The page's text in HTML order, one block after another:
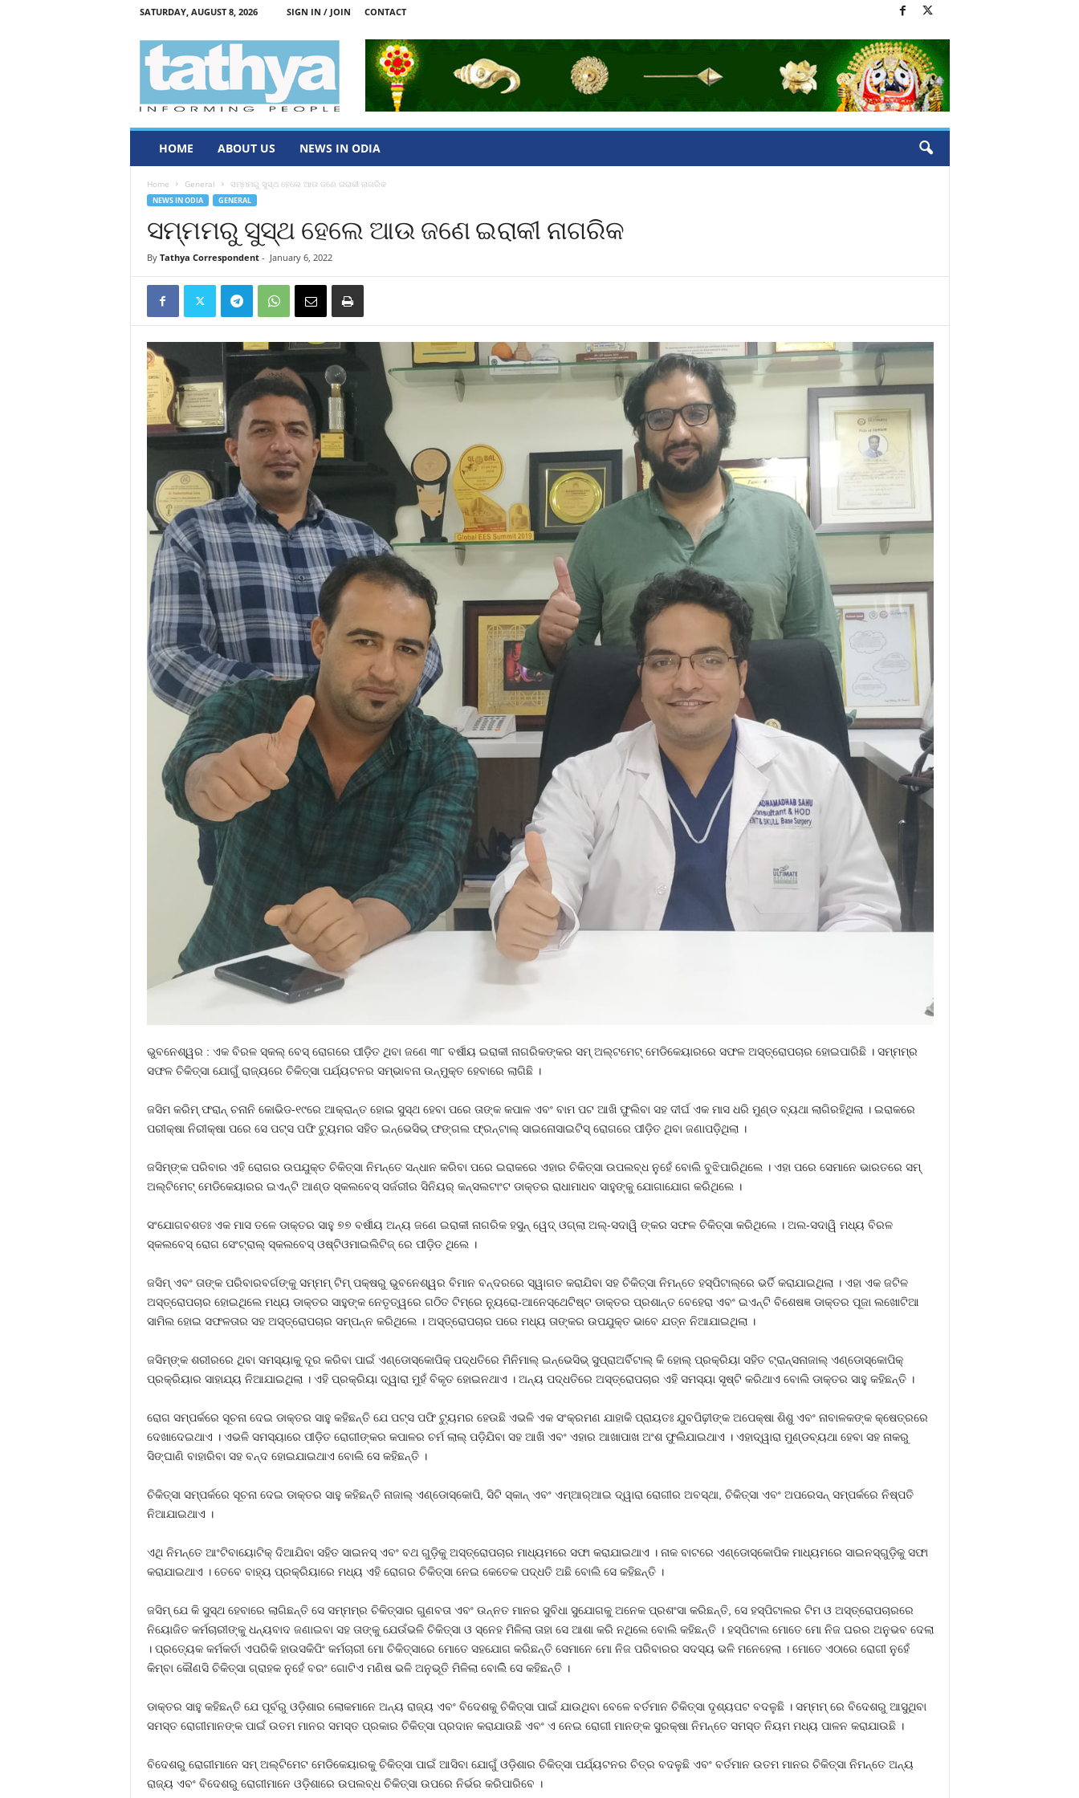
SATURDAY, AUGUST 8, 2026 SIGN IN / JOIN CONTACT
HOME ABOUT US NEWS IN ODIA
Home General ସମ୍ମମରୁ ସୁସ୍ଥ ହେଲେ ଆଉ ଜଣେ ଇରାକୀ ନାଗରିକ
NEWS IN ODIA GENERAL
ସମ୍ମମରୁ ସୁସ୍ଥ ହେଲେ ଆଉ ଜଣେ ଇରାକୀ ନାଗରିକ
By Tathya Correspondent- January 6, 2022
ଭୁବନେଶ୍ୱର : ଏକ ବିରଳ ସ୍କଲ୍ ବେସ୍ ରୋଗରେ ପୀଡ଼ିତ ଥିବା ଜଣେ ୩୮ ବର୍ଷୀୟ ଇରାକୀ ନାଗରିକଙ୍କର ସମ୍ ଅଲ୍ଟମେଟ୍ ମେଡିକେୟାରରେ ସଫଳ ଅସ୍ତ୍ରୋପଚାର ହୋଇପାରିଛି । ସମ୍ମମ୍‌ର
ସଫଳ ଚିକିତ୍ସା ଯୋଗୁଁ ରାଜ୍ୟରେ ଚିକିତ୍ସା ପର୍ଯ୍ୟଟନର ସମ୍ଭାବନା ଉନ୍ମୁକ୍ତ ହେବାରେ ଲାଗିଛି ।
ଜସିମ କରିମ୍ ଫରାନ୍ ଚନାନି କୋଭିଡ-୧୯ରେ ଆକ୍ରାନ୍ତ ହୋଇ ସୁସ୍ଥ ହେବା ପରେ ତାଙ୍କ କପାଳ ଏବଂ ବାମ ପଟ ଆଖି ଫୁଲିବା ସହ ଦୀର୍ଘ ଏକ ମାସ ଧରି ମୁଣ୍ଡ ବ୍ୟଥା ଲାଗିରହିଥିଲା । ଇରାକରେ
ପରୀକ୍ଷା ନିରୀକ୍ଷା ପରେ ସେ ପଟ୍ସ ପଫି ଟ୍ୟୁମର ସହିତ ଇନ୍‌ଭେସିଭ୍ ଫଙ୍ଗଲ ଫ୍ରନ୍‌ଟାଲ୍ ସାଇନୋସାଇଟିସ୍ ରୋଗରେ ପୀଡ଼ିତ ଥିବା ଜଣାପଡ଼ିଥିଲା ।
ଜସିମ୍‌ଙ୍କ ପରିବାର ଏହି ରୋଗର ଉପଯୁକ୍ତ ଚିକିତ୍ସା ନିମନ୍ତେ ସନ୍ଧାନ କରିବା ପରେ ଇରାକରେ ଏହାର ଚିକିତ୍ସା ଉପଲବ୍ଧ ନୁହେଁ ବୋଲି ବୁଝିପାରିଥିଲେ । ଏହା ପରେ ସେମାନେ ଭାରତରେ ସମ୍
ଅଲ୍ଟିମେଟ୍ ମେଡିକେୟାରର ଇଏନ୍‌ଟି ଆଣ୍ଡ ସ୍କଲବେସ୍ ସର୍ଜରୀର ସିନିୟର୍ କନ୍‌ସଲଟାଂଟ ଡାକ୍ତର ରାଧାମାଧବ ସାହୁଙ୍କୁ ଯୋଗାଯୋଗ କରିଥିଲେ ।
ସଂଯୋଗବଶତଃ ଏକ ମାସ ତଳେ ଡାକ୍ତର ସାହୁ ୭୭ ବର୍ଷୀୟ ଅନ୍ୟ ଜଣେ ଇରାକୀ ନାଗରିକ ହସୁନ୍ ୱେଦ୍ ଓଗ୍‌ଲା ଅଲ୍‌-ସଦାୱି ଙ୍କର ସଫଳ ଚିକିତ୍ସା କରିଥିଲେ । ଅଲ-ସଦାୱି ମଧ୍ୟ ବିରଳ
ସ୍କଲବେସ୍ ରୋଗ ସେଂଟ୍ରାଲ୍ ସ୍କଲବେସ୍ ଓଷ୍ଟିଓମାଇଲିଟିଜ୍ ରେ ପୀଡ଼ିତ ଥିଲେ ।
ଜସିମ୍ ଏବଂ ତାଙ୍କ ପରିବାରବର୍ଗଙ୍କୁ ସମ୍ମମ୍ ଟିମ୍ ପକ୍ଷରୁ ଭୁବନେଶ୍ୱର ବିମାନ ବନ୍ଦରରେ ସ୍ୱାଗତ କରାଯିବା ସହ ଚିକିତ୍ସା ନିମନ୍ତେ ହସ୍ପିଟାଲ୍‌ରେ ଭର୍ତି କରାଯାଇଥିଲା । ଏହା ଏକ ଜଟିଳ
ଅସ୍ତ୍ରୋପଚାର ହୋଇଥିଲେ ମଧ୍ୟ ଡାକ୍ତର ସାହୁଙ୍କ ନେତୃତ୍ୱରେ ଗଠିତ ଟିମ୍‌ରେ ନ୍ୟୁରୋ-ଆନେସ୍‌ଥେଟିଷ୍ଟ ଡାକ୍ତର ପ୍ରଶାନ୍ତ ବେହେରା ଏବଂ ଇଏନ୍‌ଟି ବିଶେଷଜ୍ଞ ଡାକ୍ତର ପୂଜା ଲଖୋଟିଆ
ସାମିଲ ହୋଇ ସଫଳତାର ସହ ଅସ୍ତ୍ରୋପଚାର ସମ୍ପନ୍ନ କରିଥିଲେ । ଅସ୍ତ୍ରୋପଚାର ପରେ ମଧ୍ୟ ତାଙ୍କର ଉପଯୁକ୍ତ ଭାବେ ଯତ୍ନ ନିଆଯାଇଥିଲା ।
ଜସିମ୍‌ଙ୍କ ଶରୀରରେ ଥିବା ସମସ୍ୟାକୁ ଦୂର କରିବା ପାଇଁ ଏଣ୍ଡୋସ୍କୋପିକ୍ ପଦ୍ଧତିରେ ମିନିମାଲ୍ ଇନ୍‌ଭେସିଭ୍ ସୁପ୍ରାଅର୍ବିଟାଲ୍ କି ହୋଲ୍ ପ୍ରକ୍ରିୟା ସହିତ ଟ୍ରାନ୍ସନାଜାଲ୍ ଏଣ୍ଡୋସ୍କୋପିକ୍
ପ୍ରକ୍ରିୟାର ସାହାଯ୍ୟ ନିଆଯାଇଥିଲା । ଏହି ପ୍ରକ୍ରିୟା ଦ୍ୱାରା ମୁହଁ ବିକୃତ ହୋଇନଥାଏ । ଅନ୍ୟ ପଦ୍ଧତିରେ ଅସ୍ତ୍ରୋପଚାର ଏହି ସମସ୍ୟା ସୃଷ୍ଟି କରିଥାଏ ବୋଲି ଡାକ୍ତର ସାହୁ କହିଛନ୍ତି ।
ରୋଗ ସମ୍ପର୍କରେ ସୂଚନା ଦେଇ ଡାକ୍ତର ସାହୁ କହିଛନ୍ତି ଯେ ପଟ୍ସ ପଫି ଟ୍ୟୁମର ହେଉଛି ଏଭଳି ଏକ ସଂକ୍ରମଣ ଯାହାକି ପ୍ରାୟତଃ ଯୁବପିଢ଼ୀଙ୍କ ଅପେକ୍ଷା ଶିଶୁ ଏବଂ ନାବାଳକଙ୍କ କ୍ଷେତ୍ରରେ
ଦେଖାଦେଇଥାଏ । ଏଭଳି ସମସ୍ୟାରେ ପୀଡ଼ିତ ରୋଗୀଙ୍କର କପାଳର ଚର୍ମ ଲାଲ୍ ପଡ଼ିଯିବା ସହ ଆଖି ଏବଂ ଏହାର ଆଖାପାଖ ଅଂଶ ଫୁଲିଯାଇଥାଏ । ଏହାଦ୍ୱାରା ମୁଣ୍ଡବ୍ୟଥା ହେବା ସହ ନାକରୁ
ସିଙ୍ଘାଣି ବାହାରିବା ସହ ବନ୍ଦ ହୋଇଯାଇଥାଏ ବୋଲି ସେ କହିଛନ୍ତି ।
ଚିକିତ୍ସା ସମ୍ପର୍କରେ ସୂଚନା ଦେଇ ଡାକ୍ତର ସାହୁ କହିଛନ୍ତି ନାଜାଲ୍ ଏଣ୍ଡୋସ୍କୋପି, ସିଟି ସ୍କାନ୍ ଏବଂ ଏମ୍‌ଆର୍‌ଆଇ ଦ୍ୱାରା ରୋଗୀର ଅବସ୍ଥା, ଚିକିତ୍ସା ଏବଂ ଅପରେସନ୍ ସମ୍ପର୍କରେ ନିଷ୍ପତି
ନିଆଯାଇଥାଏ ।
ଏଥି ନିମନ୍ତେ ଆଂଟିବାୟୋଟିକ୍ ଦିଆଯିବା ସହିତ ସାଇନସ୍ ଏବଂ ବଥ ଗୁଡ଼ିକୁ ଅସ୍ତ୍ରୋପଚାର ମାଧ୍ୟମରେ ସଫା କରାଯାଇଥାଏ । ନାକ ବାଟରେ ଏଣ୍ଡୋସ୍କୋପିକ ମାଧ୍ୟମରେ ସାଇନସ୍‌ଗୁଡ଼ିକୁ ସଫା
କରାଯାଇଥାଏ । ତେବେ ବାହ୍ୟ ପ୍ରକ୍ରିୟାରେ ମଧ୍ୟ ଏହି ରୋଗର ଚିକିତ୍ସା ନେଇ କେତେକ ପଦ୍ଧତି ଅଛି ବୋଲି ସେ କହିଛନ୍ତି ।
ଜସିମ୍ ଯେ କି ସୁସ୍ଥ ହେବାରେ ଲାଗିଛନ୍ତି ସେ ସମ୍ମମ୍‌ର ଚିକିତ୍ସାର ଗୁଣବତା ଏବଂ ଉନ୍ନତ ମାନର ସୁବିଧା ସୁଯୋଗକୁ ଅନେକ ପ୍ରଶଂସା କରିଛନ୍ତି, ସେ ହସ୍ପିଟାଲର ଟିମ ଓ ଅସ୍ତ୍ରୋପଚାରରେ
ନିୟୋଜିତ କର୍ମଚାରୀଙ୍କୁ ଧନ୍ୟବାଦ ଜଣାଇବା ସହ ତାଙ୍କୁ ଯେଉଁଭଳି ଚିକିତ୍ସା ଓ ସ୍ନେହ ମିଳିଲା ତାହା ସେ ଆଶା କରି ନଥିଲେ ବୋଲି କହିଛନ୍ତି । ହସ୍ପିଟାଲ ମୋତେ ମୋ ନିଜ ଘରର ଅନୁଭବ ଦେଲା
। ପ୍ରତ୍ୟେକ କର୍ମକର୍ତା ଏପରିକି ହାଉସକିପିଂ କର୍ମଚାରୀ ମୋ ଚିକିତ୍ସାରେ ମୋତେ ସହଯୋଗ କରିଛନ୍ତି ସେମାନେ ମୋ ନିଜ ପରିବାରର ସଦସ୍ୟ ଭଳି ମନେହେଲା । ମୋତେ ଏଠାରେ ରୋଗୀ ନୁହେଁ
କିମ୍ବା କୌଣସି ଚିକିତ୍ସା ଗ୍ରାହକ ନୁହେଁ ବରଂ ଗୋଟିଏ ମଣିଷ ଭଳି ଅନୁଭୂତି ମିଳିଲା ବୋଲିି ସେ କହିଛନ୍ତି ।
ଡାକ୍ତର ସାହୁ କହିଛନ୍ତି ଯେ ପୂର୍ବରୁ ଓଡ଼ିଶାର ଲୋକମାନେ ଅନ୍ୟ ରାଜ୍ୟ ଏବଂ ବିଦେଶକୁ ଚିକିତ୍ସା ପାଇଁ ଯାଉଥିବା ବେଳେ ବର୍ତମାନ ଚିକିତ୍ସା ଦୃଶ୍ୟପଟ ବଦଳୁଛି । ସମ୍ମମ୍ ରେ ବିଦେଶରୁ ଆସୁଥିବା
ସମସ୍ତ ରୋଗୀମାନଙ୍କ ପାଇଁ ଉତମ ମାନର ସମସ୍ତ ପ୍ରକାର ଚିକିତ୍ସା ପ୍ରଦାନ କରାଯାଉଛି ଏବଂ ଏ ନେଇ ରୋଗୀ ମାନଙ୍କ ସୁରକ୍ଷା ନିମନ୍ତେ ସମସ୍ତ ନିୟମ ମଧ୍ୟ ପାଳନ କରାଯାଉଛି ।
ବିଦେଶରୁ ରୋଗୀମାନେ ସମ୍ ଅଲ୍ଟିମେଟ ମେଡିକେୟାରକୁ ଚିକିତ୍ସା ପାଇଁ ଆସିବା ଯୋଗୁଁ ଓଡ଼ିଶାର ଚିକିତ୍ସା ପର୍ଯ୍ୟଟନର ଚିତ୍ର ବଦଳୁଛି ଏବଂ ବର୍ତମାନ ଉତମ ମାନର ଚିକିତ୍ସା ନିମନ୍ତେ ଅନ୍ୟ
ରାଜ୍ୟ ଏବଂ ବିଦେଶରୁ ରୋଗୀମାନେ ଓଡ଼ିଶାରେ ଉପଲବ୍ଧ ଚିକିତ୍ସା ଉପରେ ନିର୍ଭର କରିପାରିବେ ।